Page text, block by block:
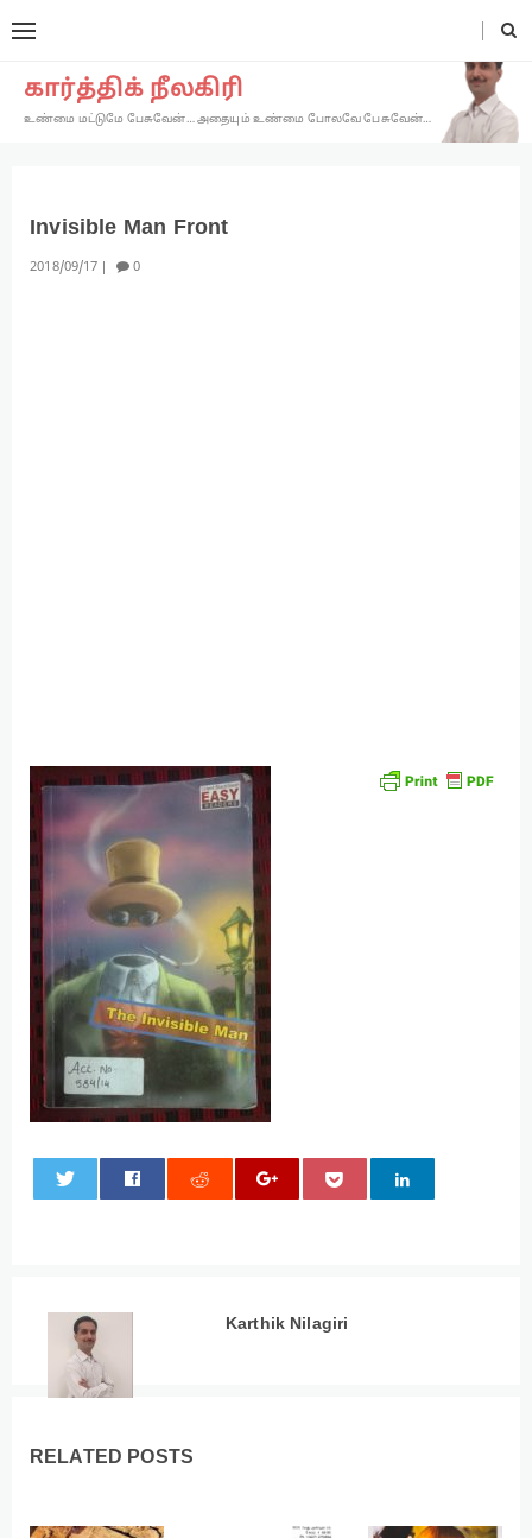
கார்த்திக் நீலகிரி
உண்மை மட்டுமே பேசுவேன்… அதையும் உண்மை போலவே பேசுவேன்…
Invisible Man Front
2018 09 17 0
Karthik Nilagiri
RELATED POSTS